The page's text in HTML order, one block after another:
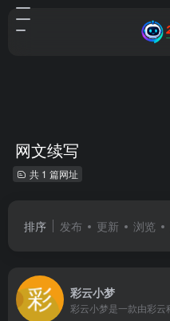
网文续写
共 1 篇网址
排序 发布 更新 浏览
彩云小梦